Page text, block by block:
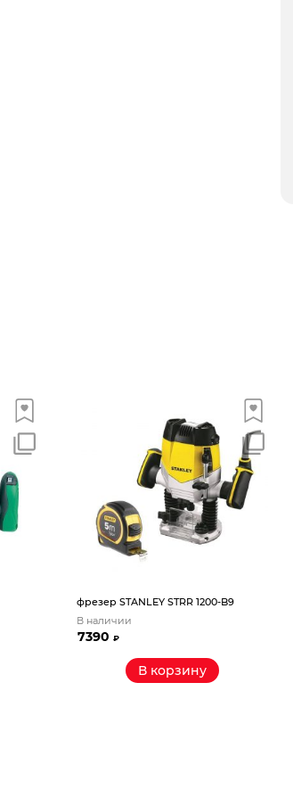
фрезер STANLEY STRR 1200-B9
В наличии
7390₽
В корзину